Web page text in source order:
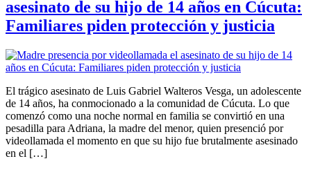
asesinato de su hijo de 14 años en Cúcuta:
Familiares piden protección y justicia
El trágico asesinato de Luis Gabriel Walteros Vesga, un adolescente
de 14 años, ha conmocionado a la comunidad de Cúcuta. Lo que
comenzó como una noche normal en familia se convirtió en una
pesadilla para Adriana, la madre del menor, quien presenció por
videollamada el momento en que su hijo fue brutalmente asesinado
en el […]